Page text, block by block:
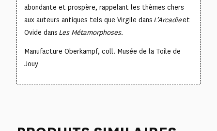
abondante et prospère, rappelant les thèmes chers
aux auteurs antiques tels que Virgile dans L’Arcadieet
Ovide dans Les Métamorphoses.
Manufacture Oberkampf, coll. Musée de la Toile de
Jouy